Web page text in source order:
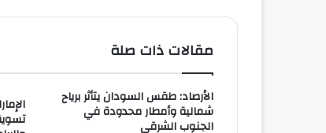
ق
أ
م
ن
ي
مقالات ذات صلة
الأرصاد: طقس السودان يتأثر برياح
شمالية وأمطار محدودة في
الجنوب الشرقي